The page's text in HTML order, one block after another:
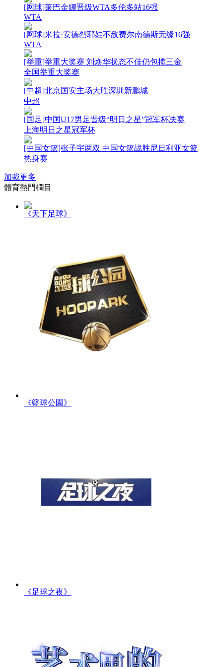
[网球]莱巴金娜晋级WTA多伦多站16强
WTA
[网球]米拉·安德烈耶娃不敌费尔南德斯无缘16强
WTA
[举重]举重大奖赛 刘焕华状态不佳仍包揽三金
全国举重大奖赛
[中超]北京国安主场大胜深圳新鹏城
中超
[国足]中国U17男足晋级“明日之星”冠军杯决赛
上海明日之星冠军杯
[中国女篮]张子宇两双 中国女篮战胜尼日利亚女篮
热身赛
加載更多
體育熱門欄目
《天下足球》
《籃球公園》
《足球之夜》